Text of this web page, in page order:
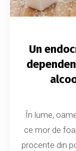
Un
În lume,
ce mor de
procente din